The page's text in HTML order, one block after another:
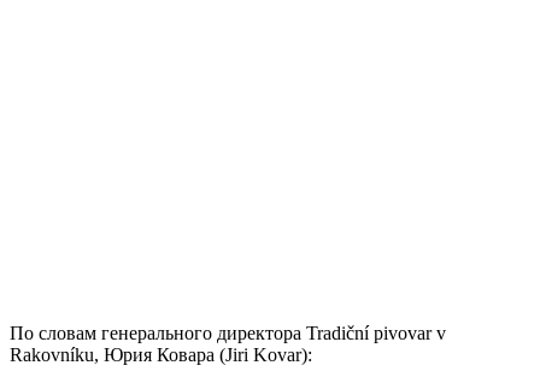
По словам генерального директора Tradiční pivovar v
Rakovníku, Юрия Ковара (Jiri Kovar):